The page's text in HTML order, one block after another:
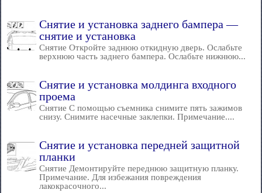
Снятие и установка заднего бампера —
снятие и установка
Снятие Откройте заднюю откидную дверь. Ослабьте
верхнюю часть заднего бампера. Ослабьте нижнюю...
Снятие и установка молдинга входного
проема
Снятие С помощью съемника снимите пять зажимов
снизу. Снимите насечные заклепки. Примечание....
Снятие и установка передней защитной
планки
Снятие Демонтируйте переднюю защитную планку.
Примечание. Для избежания повреждения
лакокрасочного...